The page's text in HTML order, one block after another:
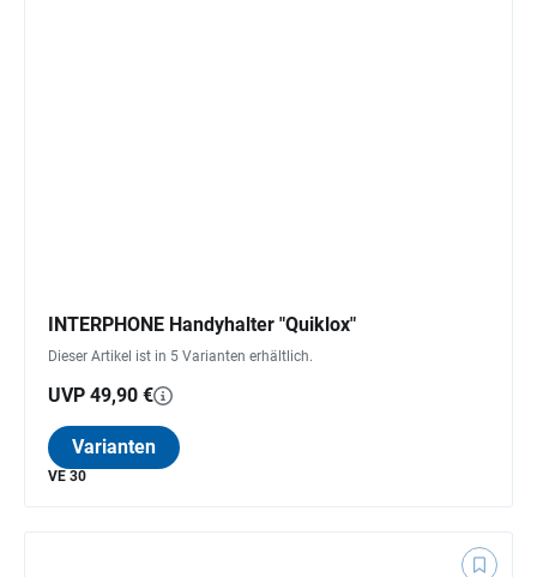
INTERPHONE Handyhalter "Quiklox"
Dieser Artikel ist in 5 Varianten erhältlich.
UVP 49,90 €
Varianten
VE 30